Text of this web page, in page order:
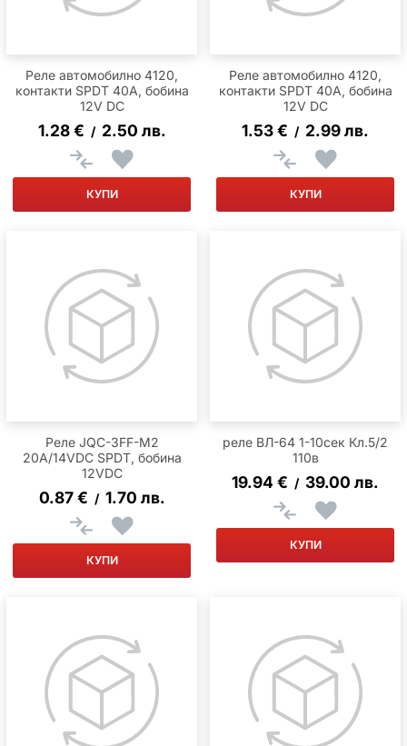
Реле автомобилно 4120,
контакти SPDT 40A, бобина
12V DC
1.28 € / 2.50 лв.
КУПИ
Реле автомобилно 4120,
контакти SPDT 40A, бобина
12V DC
1.53€ / 2.99лв.
КУПИ
Реле JQC-3FF-M2
20A/14VDC SPDT, бобина
12VDC
0.87 € / 1.70 лв.
КУПИ
реле ВЛ-64 1-10сек Кл.5/2
110в
19.94 € / 39.00 лв.
КУПИ